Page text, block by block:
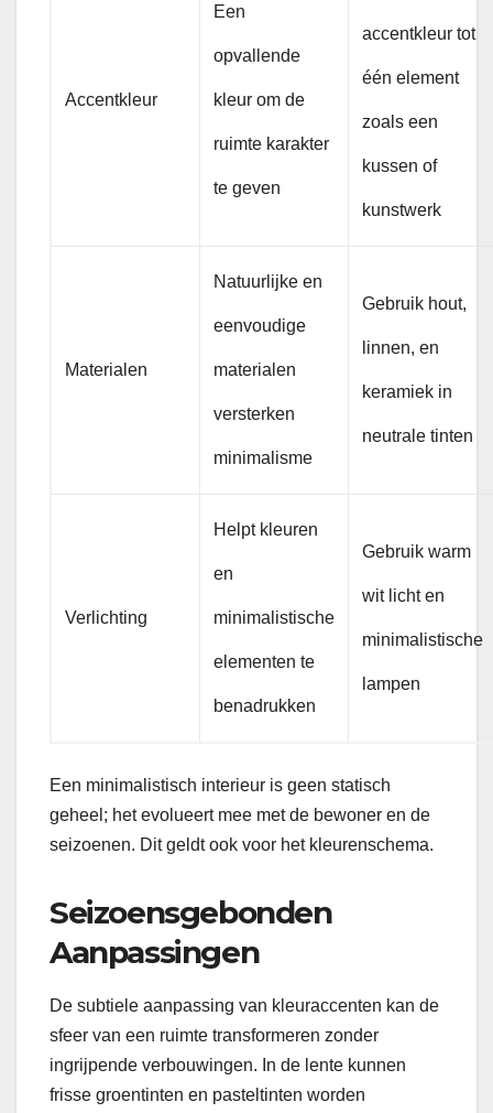
Accentkleur
Een
opvallende
kleur om de
ruimte karakter
te geven
accentkleur tot
één element
zoals een
kussen of
kunstwerk
Materialen
Natuurlijke en
eenvoudige
materialen
versterken
minimalisme
Gebruik hout,
linnen, en
keramiek in
neutrale tinten
Verlichting
Helpt kleuren
en
minimalistische
elementen te
benadrukken
Gebruik warm
wit licht en
minimalistische
lampen
Een minimalistisch interieur is geen statisch
geheel; het evolueert mee met de bewoner en de
seizoenen. Dit geldt ook voor het kleurenschema.
Seizoensgebonden
Aanpassingen
De subtiele aanpassing van kleuraccenten kan de
sfeer van een ruimte transformeren zonder
ingrijpende verbouwingen. In de lente kunnen
frisse groentinten en pasteltinten worden